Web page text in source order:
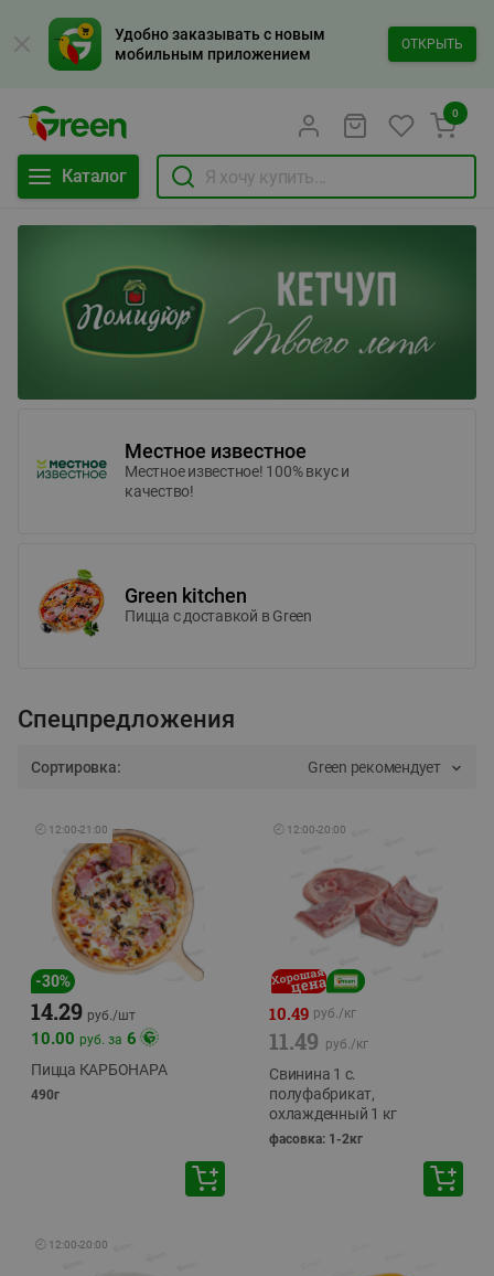
Удобно заказывать с новым
мобильным приложением
ОТКРЫТЬ
Каталог
0
Местное известное
Местное известное! 100% вкус и
качество!
Green kitchen
Пицца c доставкой в Green
Спецпредложения
Сортировка: Green рекомендует
🕘 12:00-21:00
-30%
14.29 руб./шт
10.00 руб. за 6
Пицца КАРБОНАРА
490г
🕘 12:00-20:00
10.49 руб./кг
11.49 руб./кг
Свинина 1 с.
полуфабрикат,
охлажденный 1 кг
фасовка: 1-2кг
🕘 12:00-20:00